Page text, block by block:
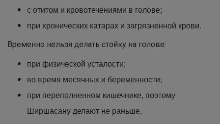
с отитом и кровотечениями в голове;
при хронических катарах и загрязненной крови.
Временно нельзя делать стойку на голове:
при физической усталости;
во время месячных и беременности;
при переполненном кишечнике, поэтому
Ширшасану делают не раньше,